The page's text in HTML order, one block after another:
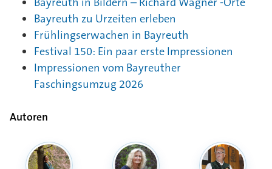
Bayreuth zu Urzeiten erleben
Frühlingserwachen in Bayreuth
Festival 150: Ein paar erste Impressionen
Impressionen vom Bayreuther
Faschingsumzug 2026
Autoren